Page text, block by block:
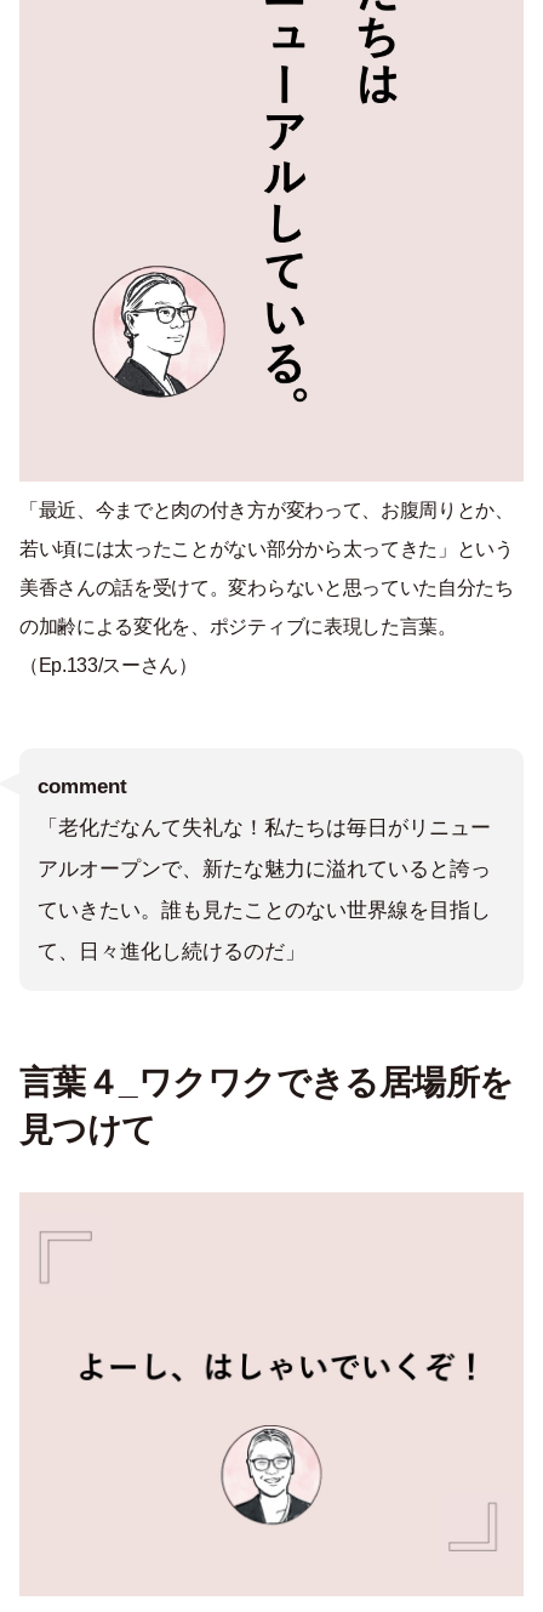
「最近、今までと肉の付き方が変わって、お腹周りとか、
若い頃には太ったことがない部分から太ってきた」という
美香さんの話を受けて。変わらないと思っていた自分たち
の加齢による変化を、ポジティブに表現した言葉。
（Ep.133/スーさん）
comment
「老化だなんて失礼な！私たちは毎日がリニュー
アルオープンで、新たな魅力に溢れていると誇っ
ていきたい。誰も見たことのない世界線を目指し
て、日々進化し続けるのだ」
言葉４_ワクワクできる居場所を
見つけて